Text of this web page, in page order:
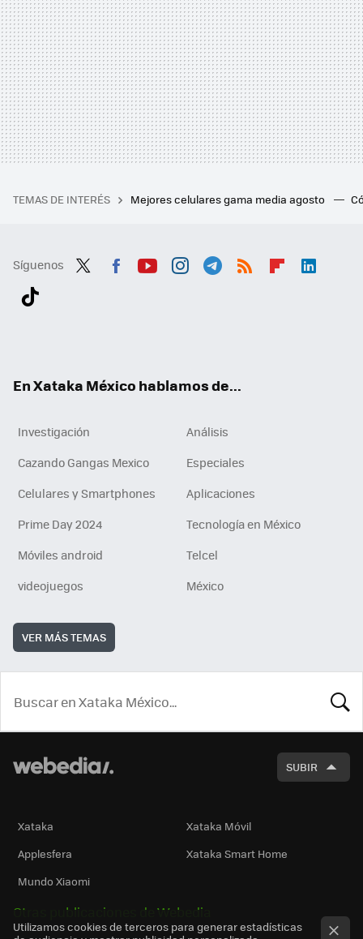
TEMAS DE INTERÉS Mejores celulares gama media agosto
Síguenos
En Xataka México hablamos de...
Investigación
Análisis
Cazando Gangas Mexico
Especiales
Celulares y Smartphones
Aplicaciones
Prime Day 2024
Tecnología en México
Móviles android
Telcel
videojuegos
México
VER MÁS TEMAS
SUBIR
Xataka
Xataka Móvil
Applesfera
Xataka Smart Home
Mundo Xiaomi
Otras publicaciones de Webedia
Utilizamos cookies de terceros para generar estadísticas